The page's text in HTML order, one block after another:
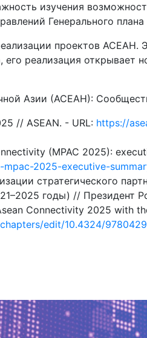
изучения
Генерального
проектов АСЕАН.
его реализация
Азии (АСЕАН):
// ASEAN. - URL: https://
(MPAC 2025):
2025-executive-
стратегического
годы) // Президент
Connectivity 2025 with
edit/10.4324/